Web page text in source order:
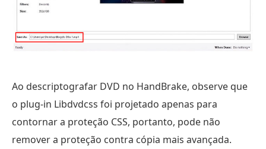
Ao descriptografar DVD no HandBrake, observe que
o plug-in Libdvdcss foi projetado apenas para
contornar a proteção CSS, portanto, pode não
remover a proteção contra cópia mais avançada.